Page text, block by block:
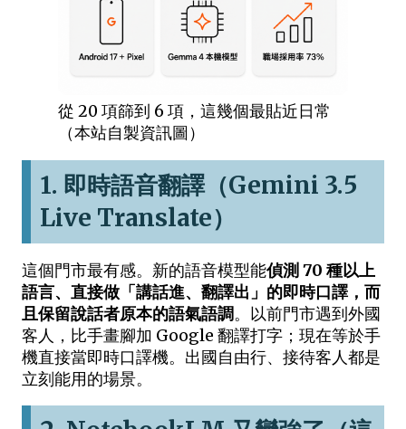
從 20 項篩到 6 項，這幾個最貼近日常
（本站自製資訊圖）
1. 即時語音翻譯（Gemini 3.5
Live Translate）
這個門市最有感。新的語音模型能偵測 70 種以上
語言、直接做「講話進、翻譯出」的即時口譯，而
且保留說話者原本的語氣語調。以前門市遇到外國
客人，比手畫腳加 Google 翻譯打字；現在等於手
機直接當即時口譯機。出國自由行、接待客人都是
立刻能用的場景。